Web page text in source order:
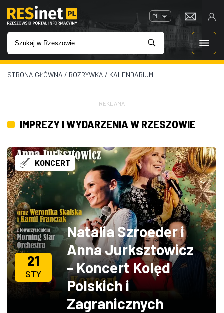
PL
WIADOMOŚCI
IMPREZY
ROZRYWKA
W KINACH
GASTRONOMIA
ZDJĘCIA
W RZESZOWIE
STRONA GŁÓWNA / ROZRYWKA / KALENDARIUM
REKLAMA
IMPREZY I WYDARZENIA W RZESZOWIE
KONCERT
21
STY
Natalia Szroeder i
Anna Jurksztowicz
- Koncert Kolęd
Polskich i
Zagranicznych